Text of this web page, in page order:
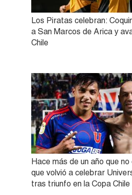
Los Piratas celebran:
a San Marcos de Arica y
Chile
Hace más de un año que
que volvió a celebrar
tras triunfo en la Copa Chile